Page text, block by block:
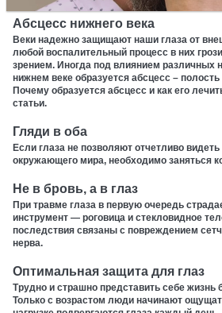
Абсцесс нижнего века
Веки надежно защищают наши глаза от
любой воспалительный процесс в них
зрением. Иногда под влиянием различных
нижнем веке образуется абсцесс –
Почему образуется абсцесс и как его
статьи.
Гляди в оба
Если глаза не позволяют отчетливо
окружающего мира, необходимо заняться
Не в бровь, а в глаз
При травме глаза в первую очередь
инструмент — роговица и стекловидное
последствия связаны с повреждением
нерва.
Оптимальная защита для глаз
Трудно и страшно представить себе жизнь
Только с возрастом люди начинают